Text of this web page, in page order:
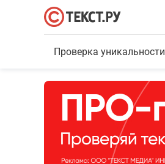
Проверка уникальности